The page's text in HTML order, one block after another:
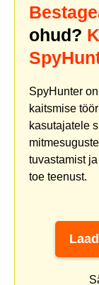
ohud?
SpyHunter
kaitsmise
kasutajatele
tuvastamist
toe teenust.